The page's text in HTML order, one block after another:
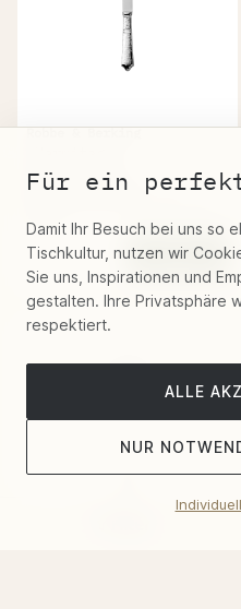
Robbe & Berking
Kuchenmesser
Sterlingsilber 16,6 Cm
360 €
Für ein
Damit Ihr Besuch bei uns so
Tischkultur, nutzen wir
Sie uns, Inspirationen und
gestalten. Ihre Privatsphäre
respektiert.
ALLE
NUR